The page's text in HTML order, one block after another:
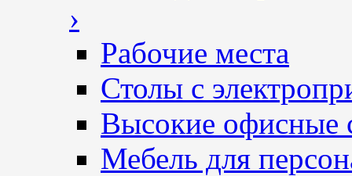
›
Рабочие места
Столы с
Высокие офисные
Мебель для